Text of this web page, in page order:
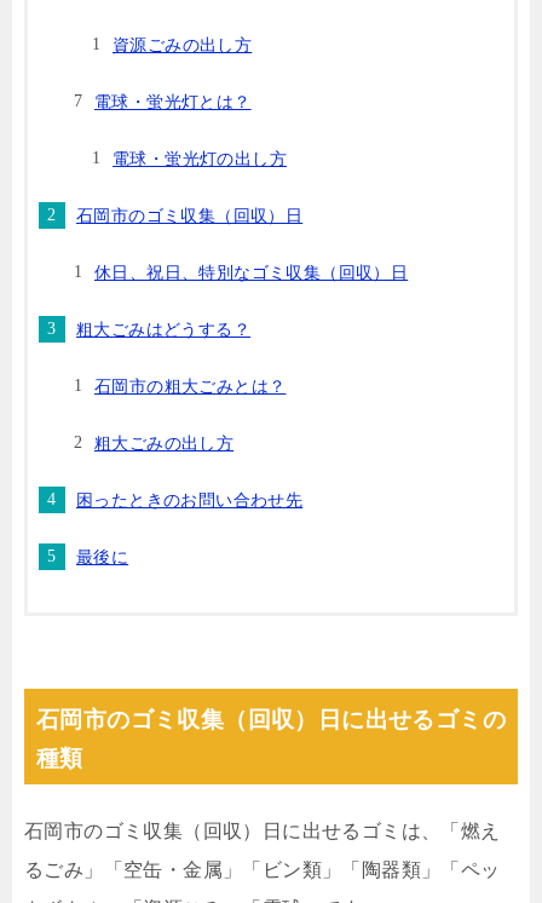
資源ごみの出し方
電球・蛍光灯とは？
電球・蛍光灯の出し方
石岡市のゴミ収集（回収）日
休日、祝日、特別なゴミ収集（回収）日
粗大ごみはどうする？
石岡市の粗大ごみとは？
粗大ごみの出し方
困ったときのお問い合わせ先
最後に
石岡市のゴミ収集（回収）日に出せるゴミの
種類
石岡市のゴミ収集（回収）日に出せるゴミは、「燃え
るごみ」「空缶・金属」「ビン類」「陶器類」「ペッ